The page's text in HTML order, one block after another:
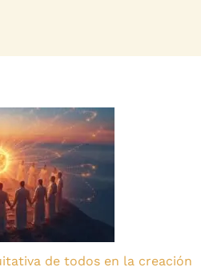
de todos en la creación